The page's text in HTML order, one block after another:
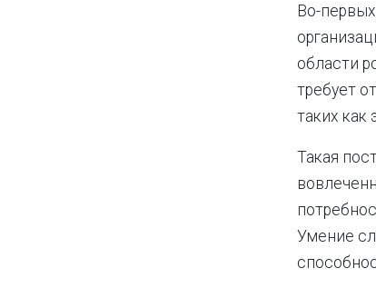
Во-
области
требует
таких
Такая
Умение